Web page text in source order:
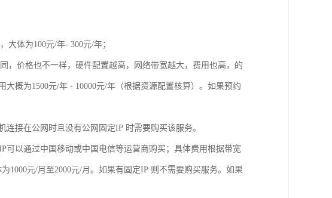
体为100元/年- 300元/年；
，价格也不一样，硬件配置越高，网络带宽越大，费用也高，的
大概为1500元/年 - 10000元/年（根据资源配置核算）。如果预约
接在公网时且没有公网固定IP 时需要购买该服务。
以通过中国移动或中国电信等运营商购买；具体费用根据带宽
1000元/月至2000元/月。如果有固定IP 则不需要购买服务。如果